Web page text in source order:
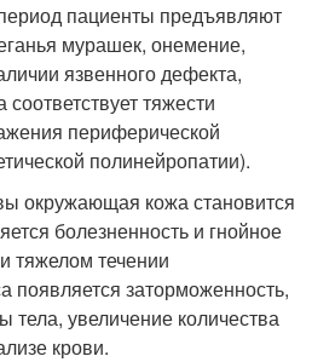
пациенты предъявляют
мурашек, онемение,
язвенного дефекта,
тяжести
периферической
полинейропатии).
окружающая кожа становится
болезненность и гнойное
тяжелом течении
появляется заторможенность,
увеличение количества
крови.